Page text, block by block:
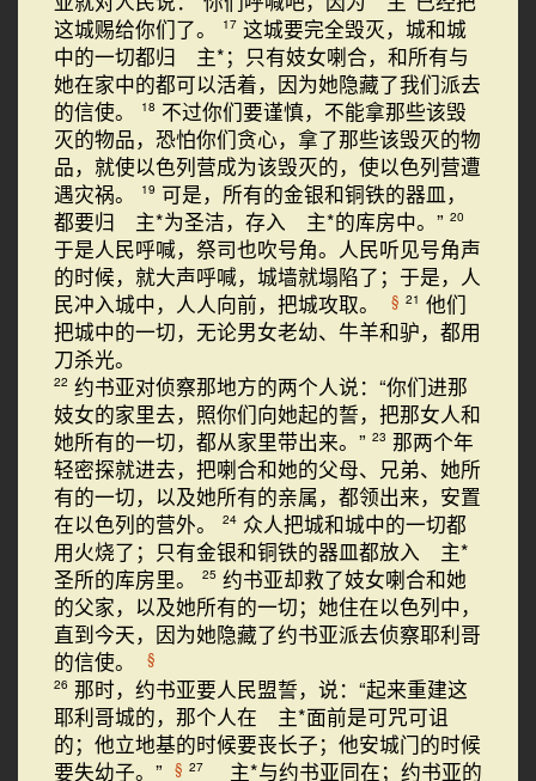
这城赐给你们了。
17 这城要完全毁灭，城和城
中的一切都归 主*；只有妓女喇合，和所有与
她在家中的都可以活着，因为她隐藏了我们派去
的信使。
18 不过你们要谨慎，不能拿那些该毁
灭的物品，恐怕你们贪心，拿了那些该毁灭的物
品，就使以色列营成为该毁灭的，使以色列营遭
遇灾祸。
19 可是，所有的金银和铜铁的器皿，
都要归 主*为圣洁，存入 主*的库房中。” 20
于是人民呼喊，祭司也吹号角。人民听见号角声
的时候，就大声呼喊，城墙就塌陷了；于是，人
民冲入城中，人人向前，把城攻取。
§ 21 他们
把城中的一切，无论男女老幼、牛羊和驴，都用
刀杀光。
22 约书亚对侦察那地方的两个人说：“你们进那
妓女的家里去，照你们向她起的誓，把那女人和
她所有的一切，都从家里带出来。” 23 那两个年
轻密探就进去，把喇合和她的父母、兄弟、她所
有的一切，以及她所有的亲属，都领出来，安置
在以色列的营外。
24 众人把城和城中的一切都
用火烧了；只有金银和铜铁的器皿都放入 主*
圣所的库房里。
25 约书亚却救了妓女喇合和她
的父家，以及她所有的一切；她住在以色列中，
直到今天，因为她隐藏了约书亚派去侦察耶利哥
的信使。
§
26 那时，约书亚要人民盟誓，说：“起来重建这
耶利哥城的，那个人在 主*面前是可咒可诅
的；他立地基的时候要丧长子；他安城门的时候
要失幼子。”
§ 27 主*与约书亚同在；约书亚的